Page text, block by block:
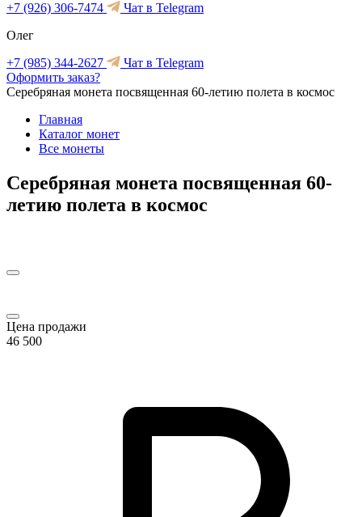
+7 (926) 306-7474
Чат в Telegram
Олег
+7 (985) 344-2627
Чат в Telegram
Оформить заказ?
Серебряная монета посвященная 60-летию полета в космос
Главная
Каталог монет
Все монеты
Серебряная монета посвященная 60-
летию полета в космос
Цена продажи
46 500